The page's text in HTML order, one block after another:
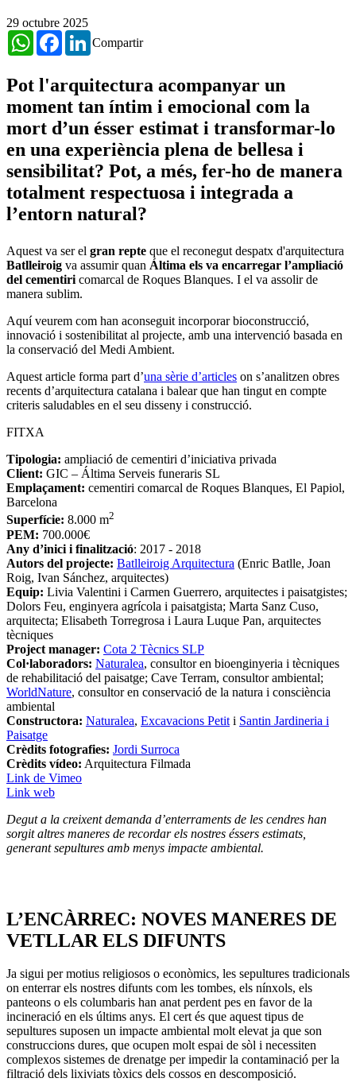
29 octubre 2025
Compartir
WhatsAppFacebookLinkedIn
Pot l'arquitectura acompanyar un
moment tan íntim i emocional com la
mort d’un ésser estimat i transformar-lo
en una experiència plena de bellesa i
sensibilitat? Pot, a més, fer-ho de manera
totalment respectuosa i integrada a
l’entorn natural?
Aquest va ser el gran repte que el reconegut despatx d'arquitectura
Batlleiroig va assumir quan Áltima els va encarregar l’ampliació
del cementiricomarcal de Roques Blanques. I el va assolir de
manera sublim.
Aquí veurem com han aconseguit incorporar bioconstrucció,
innovació i sostenibilitat al projecte, amb una intervenció basada en
la conservació del Medi Ambient.
Aquest article forma part d’una sèrie d’articles on s’analitzen obres
recents d’arquitectura catalana i balear que han tingut en compte
criteris saludables en el seu disseny i construcció.
FITXA
Tipologia: ampliació de cementiri d’iniciativa privada
Client: GIC – Áltima Serveis funeraris SL
Emplaçament: cementiri comarcal de Roques Blanques, El Papiol,
Barcelona
Superfície: 8.000 m2
PEM: 700.000€
Any d’inici i finalització: 2017 - 2018
Autors del projecte: Batlleiroig Arquitectura (Enric Batlle, Joan
Roig, Ivan Sánchez, arquitectes)
Equip: Livia Valentini i Carmen Guerrero, arquitectes i paisatgistes;
Dolors Feu, enginyera agrícola i paisatgista; Marta Sanz Cuso,
arquitecta; Elisabeth Torregrosa i Laura Luque Pan, arquitectes
tècniques
Project manager: Cota 2 Tècnics SLP
Col·laboradors: Naturalea, consultor en bioenginyeria i tècniques
de rehabilitació del paisatge; Cave Terram, consultor ambiental;
WorldNature, consultor en conservació de la natura i consciència
ambiental
Constructora: Naturalea, Excavacions Petit i Santin Jardineria i
Paisatge
Crèdits fotografies: Jordi Surroca
Crèdits vídeo: Arquitectura Filmada
Link de Vimeo
Link web
Degut a la creixent demanda d’enterraments de les cendres han
sorgit altres maneres de recordar els nostres éssers estimats,
generant sepultures amb menys impacte ambiental.
L’ENCÀRREC: NOVES MANERES DE
VETLLAR ELS DIFUNTS
Ja sigui per motius religiosos o econòmics, les sepultures tradicionals
on enterrar els nostres difunts com les tombes, els nínxols, els
panteons o els columbaris han anat perdent pes en favor de la
incineració en els últims anys. El cert és que aquest tipus de
sepultures suposen un impacte ambiental molt elevat ja que son
construccions dures, que ocupen molt espai de sòl i necessiten
complexos sistemes de drenatge per impedir la contaminació per la
filtració dels lixiviats tòxics dels cossos en descomposició.